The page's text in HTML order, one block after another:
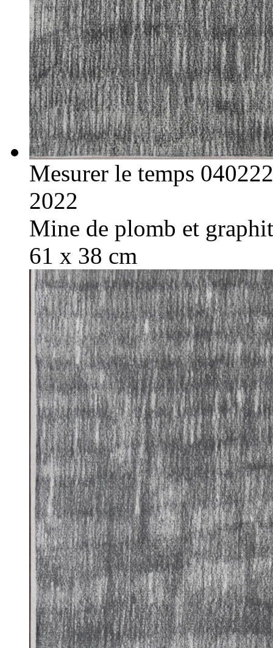
Mesurer le temps 040222
2022
Mine de plomb et
61 x 38 cm